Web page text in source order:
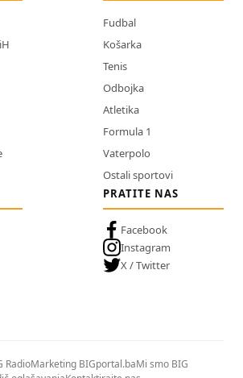
Fudbal
Košarka
Tenis
Odbojka
Atletika
Formula 1
Vaterpolo
Ostali sportovi
PRATITE NAS
Facebook
Instagram
X / Twitter
RadioMarketing BIGportal.baMi smo BIG